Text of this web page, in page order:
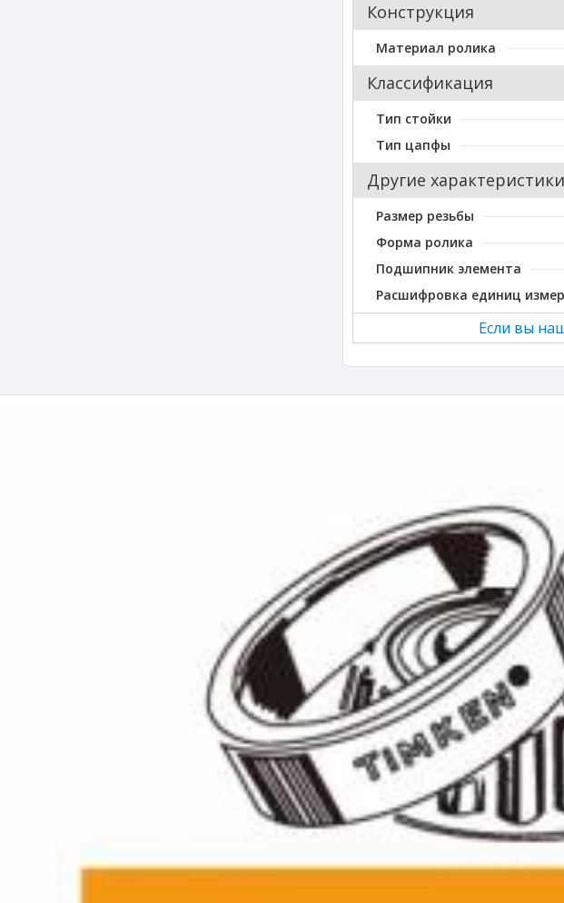
Конструкция
Материал ролика
Классификация
Тип стойки
Тип цапфы
Другие характеристики
Размер резьбы
Форма ролика
Подшипник элемента
Расшифровка единиц
Если вы